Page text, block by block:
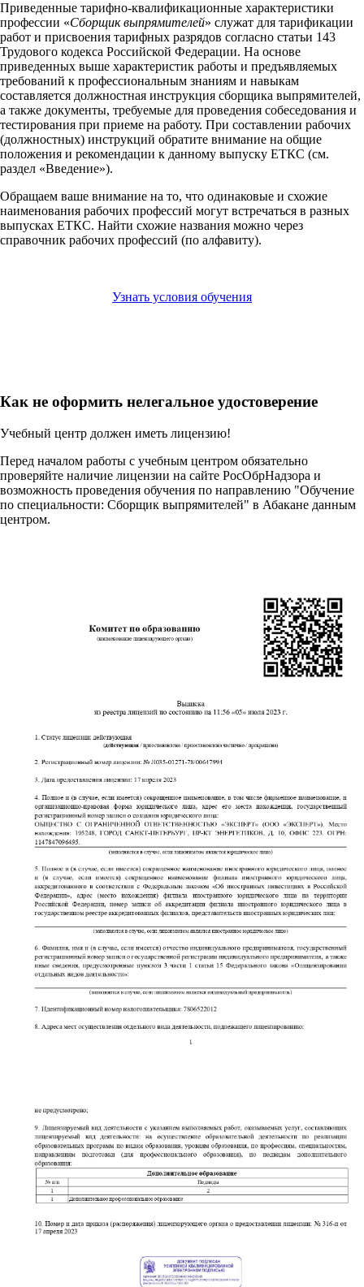
Приведенные тарифно-квалификационные характеристики
профессии «Сборщик выпрямителей» служат для тарификации
работ и присвоения тарифных разрядов согласно статьи 143
Трудового кодекса Российской Федерации. На основе
приведенных выше характеристик работы и предъявляемых
требований к профессиональным знаниям и навыкам
составляется должностная инструкция сборщика выпрямителей,
а также документы, требуемые для проведения собеседования и
тестирования при приеме на работу. При составлении рабочих
(должностных) инструкций обратите внимание на общие
положения и рекомендации к данному выпуску ЕТКС (см.
раздел «Введение»).
Обращаем ваше внимание на то, что одинаковые и схожие
наименования рабочих профессий могут встречаться в разных
выпусках ЕТКС. Найти схожие названия можно через
справочник рабочих профессий (по алфавиту).
Узнать условия обучения
Как не оформить нелегальное удостоверение
Учебный центр должен иметь лицензию!
Перед началом работы с учебным центром обязательно
проверяйте наличие лицензии на сайте РосОбрНадзора и
возможность проведения обучения по направлению "Обучение
по специальности: Сборщик выпрямителей" в Абакане данным
центром.